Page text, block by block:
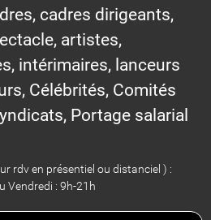
cadres dirigeants,
artistes,
intérimaires, lanceurs
Célébrités, Comités
Portage salarial
rdv en présentiel ou distanciel ) :
Vendredi : 9h-21h